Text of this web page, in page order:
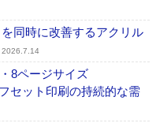
同時に改善するアクリル
2026.7.14
8ページサイズ
セット印刷の持続的な需